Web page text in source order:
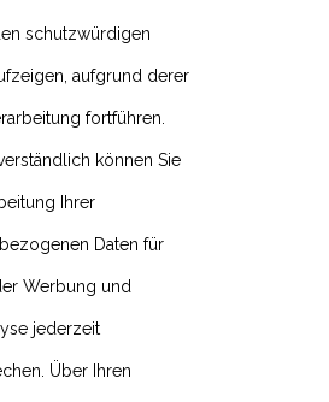
schutzwürdigen
aufgrund derer
fortführen.
können Sie
Ihrer
Daten für
Werbung und
jederzeit
Über Ihren